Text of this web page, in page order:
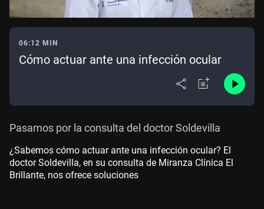
06:12 MIN
Cómo actuar ante una infección ocular
Pasamos por la consulta del doctor Soldevilla
¿Sabemos cómo actuar ante una infección ocular? El
doctor Soldevilla, en su consulta de Miranza Clínica El
Brillante, nos ofrece soluciones